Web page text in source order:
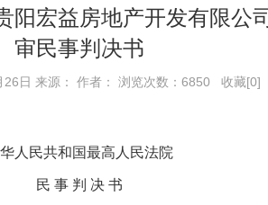
阳宏益房地产开发有限公
审民事判决书
26日 来源： 作者： 浏览次数：6850 收藏[0]
人民共和国最高人民法院
民 事 判 决 书